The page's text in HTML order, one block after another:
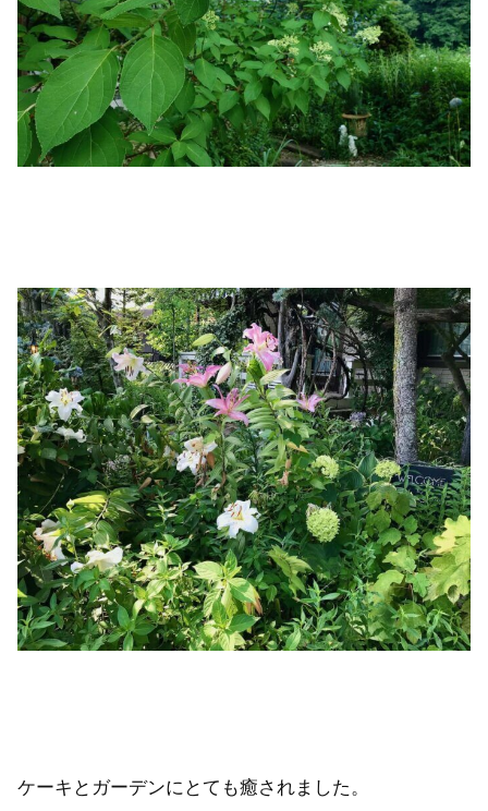
ケーキとガーデンにとても癒されました。